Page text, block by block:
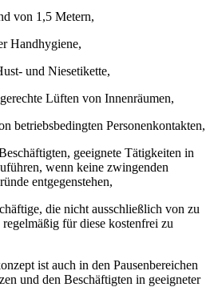
von 1,5 Metern,
Handhygiene,
und Niesetikette,
Lüften von Innenräumen,
betriebsbedingten Personenkontakten,
geeignete Tätigkeiten in
wenn keine zwingenden
entgegenstehen,
die nicht ausschließlich von zu
für diese kostenfrei zu
ist auch in den Pausenbereichen
und den Beschäftigten in geeigneter